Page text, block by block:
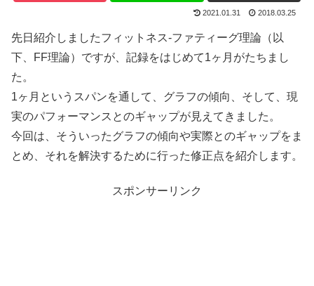
2021.01.31 2018.03.25
先日紹介しましたフィットネス-ファティーグ理論（以
下、FF理論）ですが、記録をはじめて1ヶ月がたちまし
た。
1ヶ月というスパンを通して、グラフの傾向、そして、現
実のパフォーマンスとのギャップが見えてきました。
今回は、そういったグラフの傾向や実際とのギャップをま
とめ、それを解決するために行った修正点を紹介します。
スポンサーリンク